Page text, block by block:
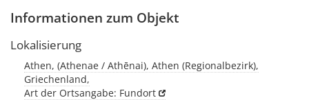
Informationen zum Objekt
Lokalisierung
Athen, (Athenae / Athēnai), Athen (Regionalbezirk),
Griechenland,
Art der Ortsangabe: Fundort